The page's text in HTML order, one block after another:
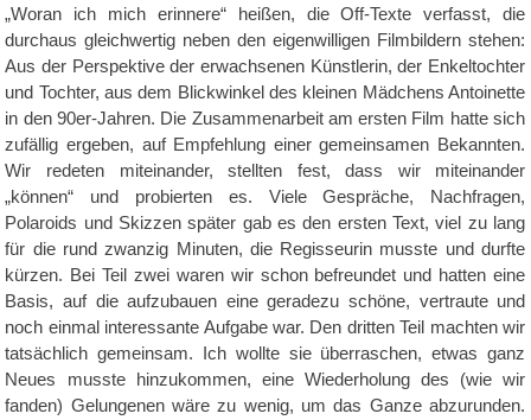
„Woran ich mich erinnere“ heißen, die Off-Texte verfasst, die
durchaus gleichwertig neben den eigenwilligen Filmbildern stehen:
Aus der Perspektive der erwachsenen Künstlerin, der Enkeltochter
und Tochter, aus dem Blickwinkel des kleinen Mädchens Antoinette
in den 90er-Jahren. Die Zusammenarbeit am ersten Film hatte sich
zufällig ergeben, auf Empfehlung einer gemeinsamen Bekannten.
Wir redeten miteinander, stellten fest, dass wir miteinander
„können“ und probierten es. Viele Gespräche, Nachfragen,
Polaroids und Skizzen später gab es den ersten Text, viel zu lang
für die rund zwanzig Minuten, die Regisseurin musste und durfte
kürzen. Bei Teil zwei waren wir schon befreundet und hatten eine
Basis, auf die aufzubauen eine geradezu schöne, vertraute und
noch einmal interessante Aufgabe war. Den dritten Teil machten wir
tatsächlich gemeinsam. Ich wollte sie überraschen, etwas ganz
Neues musste hinzukommen, eine Wiederholung des (wie wir
fanden) Gelungenen wäre zu wenig, um das Ganze abzurunden.